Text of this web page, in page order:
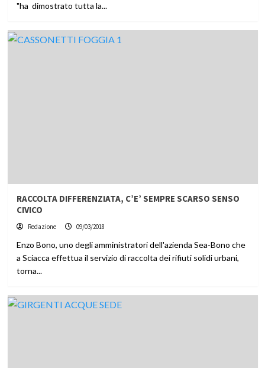
"ha dimostrato tutta la...
RACCOLTA DIFFERENZIATA, C’E’ SEMPRE SCARSO SENSO
CIVICO
Redazione 09/03/2018
Enzo Bono, uno degli amministratori dell'azienda Sea-Bono che
a Sciacca effettua il servizio di raccolta dei rifiuti solidi urbani,
torna...